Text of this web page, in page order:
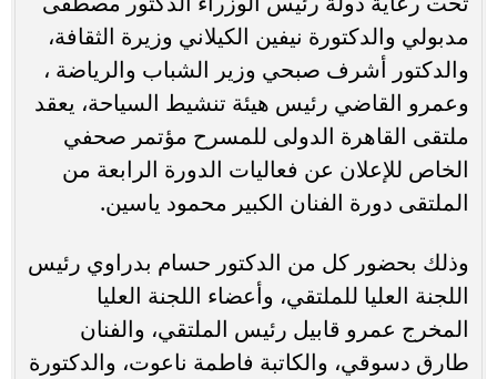
مدبولي والدكتورة نيفين الكيلاني وزيرة الثقافة،
والدكتور أشرف صبحي وزير الشباب والرياضة ،
وعمرو القاضي رئيس هيئة تنشيط السياحة، يعقد
ملتقى القاهرة الدولى للمسرح مؤتمر صحفي
الخاص للإعلان عن فعاليات الدورة الرابعة من
الملتقى دورة الفنان الكبير محمود ياسين.
وذلك بحضور كل من الدكتور حسام بدراوي رئيس
اللجنة العليا للملتقي، وأعضاء اللجنة العليا
المخرج عمرو قابيل رئيس الملتقي، والفنان
طارق دسوقي، والكاتبة فاطمة ناعوت، والدكتورة